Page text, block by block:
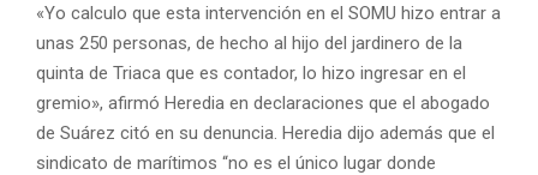
«Yo calculo que esta intervención en el SOMU hizo entrar a
unas 250 personas, de hecho al hijo del jardinero de la
quinta de Triaca que es contador, lo hizo ingresar en el
gremio», afirmó Heredia en declaraciones que el abogado
de Suárez citó en su denuncia. Heredia dijo además que el
sindicato de marítimos “no es el único lugar donde